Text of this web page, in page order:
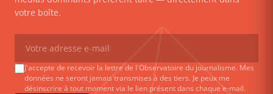
votre boîte.
J'accepte de recevoir la lettre de l'Observatoire du journalisme. Mes
données ne seront jamais transmises à des tiers. Je peux me
désinscrire à tout moment via le lien présent dans chaque e-mail.